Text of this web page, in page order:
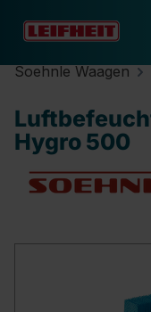
Zum Hauptinhalt
Soehnle Waagen
Hygro 500